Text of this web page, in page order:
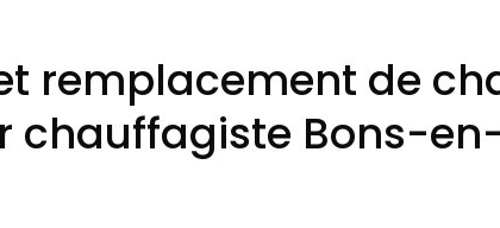
remplacement de
chauffagiste Bons-